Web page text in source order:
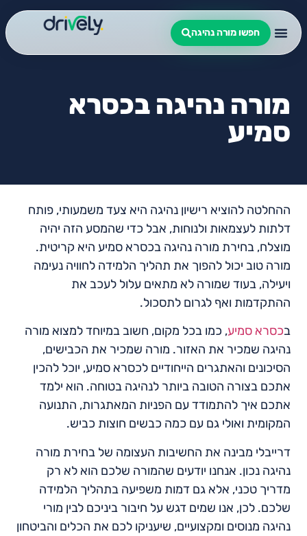
חפשו מורה נהיגה
מורה נהיגה בכסרא
סמיע
ההחלטה להוציא רישיון נהיגה היא צעד משמעותי, פותח
דלתות לעצמאות ולנוחות, אבל כדי שהמסע הזה יהיה
מוצלח, בחירת מורה נהיגה בכסרא סמיע היא קריטית.
מורה טוב יכול להפוך את תהליך הלמידה לחוויה נעימה
ויעילה, בעוד שמורה לא מתאים עלול לעכב את
ההתקדמות ואף לגרום לתסכול.
בכסרא סמיע, כמו בכל מקום, חשוב במיוחד למצוא מורה
נהיגה שמכיר את האזור. מורה שמכיר את הכבישים,
הסיכונים והאתגרים הייחודיים לכסרא סמיע, יוכל להכין
אתכם בצורה הטובה ביותר לנהיגה בטוחה. הוא ילמד
אתכם איך להתמודד עם הפניות המאתגרות, התנועה
המקומית ואולי גם עם כמה כבשים חוצות כביש.
דרייבלי מבינה את החשיבות העצומה של בחירת מורה
נהיגה נכון. אנחנו יודעים שהמורה שלכם הוא לא רק
מדריך טכני, אלא גם דמות משפיעה בתהליך הלמידה
שלכם. לכן, אנו שמים דגש על חיבור ביניכם לבין מורי
נהיגה מנוסים ומקצועיים, שיעניקו לכם את הכלים והביטחון